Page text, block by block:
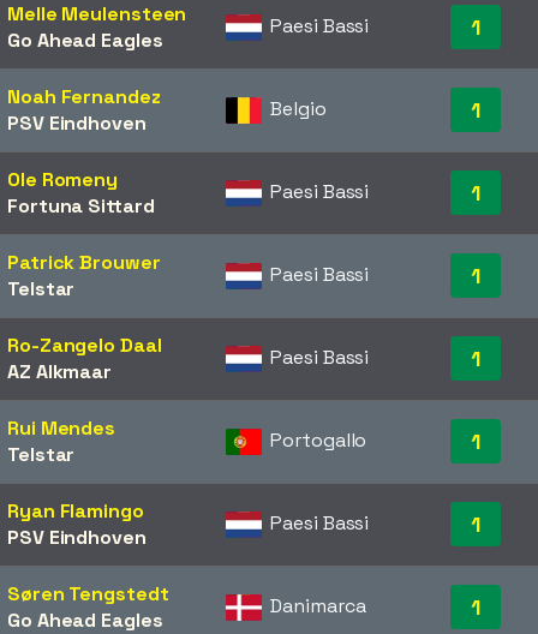
Melle Meulensteen
Go Ahead Eagles
Paesi Bassi 1
Noah Fernandez
PSV Eindhoven
Belgio 1
Ole Romeny
Fortuna Sittard
Paesi Bassi 1
Patrick Brouwer
Telstar
Paesi Bassi 1
Ro-Zangelo Daal
AZ Alkmaar
Paesi Bassi 1
Rui Mendes
Telstar
Portogallo 1
Ryan Flamingo
PSV Eindhoven
Paesi Bassi 1
Søren Tengstedt
Go Ahead Eagles
Danimarca 1